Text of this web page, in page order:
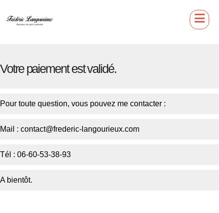
Votre paiement est validé.
Pour toute question, vous pouvez me contacter :
Mail : contact@frederic-langourieux.com
Tél : 06-60-53-38-93
A bientôt.